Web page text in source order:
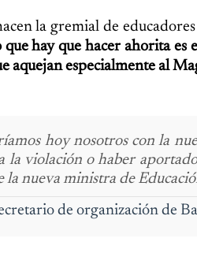
la gremial de
que hay que hacer ahorita
aquejan especialmente al
hoy nosotros con la
la violación o haber
la nueva ministra de
de organización de